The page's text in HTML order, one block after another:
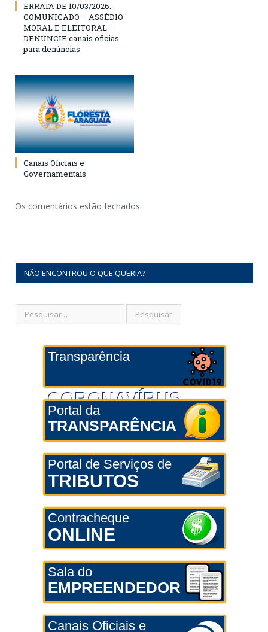
ERRATA DE 10/03/2026.
COMUNICADO – ASSÉDIO
MORAL E ELEITORAL –
DENUNCIE canais oficias
para denúncias
Canais Oficiais e
Governamentais
Os comentários estão fechados.
NÃO ENCONTROU O QUE QUERIA?
Transparência
CORONAVÍRUS
Portal da
TRANSPARÊNCIA
Portal de Serviços de
TRIBUTOS
Contracheque
ONLINE
Sala do
EMPREENDEDOR
Canais Oficiais e